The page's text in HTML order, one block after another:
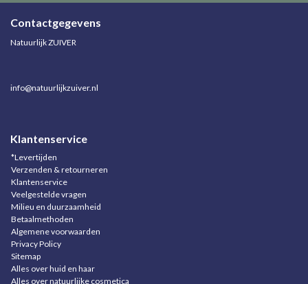
Contactgegevens
Natuurlijk ZUIVER
info@natuurlijkzuiver.nl
Klantenservice
*Levertijden
Verzenden & retourneren
Klantenservice
Veelgestelde vragen
Milieu en duurzaamheid
Betaalmethoden
Algemene voorwaarden
Privacy Policy
Sitemap
Alles over huid en haar
Alles over natuurlijke cosmetica